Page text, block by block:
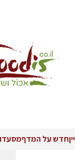
ייןחדש על המדף